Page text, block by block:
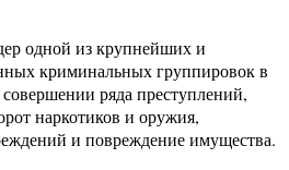
одной из крупнейших и
криминальных группировок в
ряда преступлений,
наркотиков и оружия,
и повреждение имущества.